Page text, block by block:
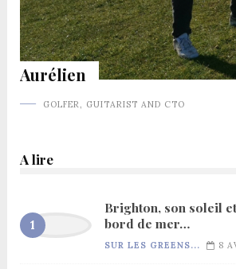
Aurélien
GOLFER, GUITARIST AND CTO
A lire
Brighton, son soleil
bord de mer…
SUR LES GREENS... 8